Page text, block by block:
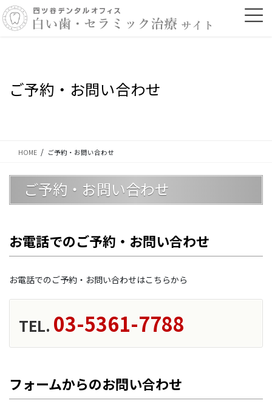
コ
ン
テ
ナ
ビ
ゲ
ご予約・お問い合わせ
HOME ご予約・お問い合わせ
ご予約・お問い合わせ
お電話でのご予約・お問い合わせ
お電話でのご予約・お問い合わせはこちらから
TEL. 03-5361-7788
フォームからのお問い合わせ